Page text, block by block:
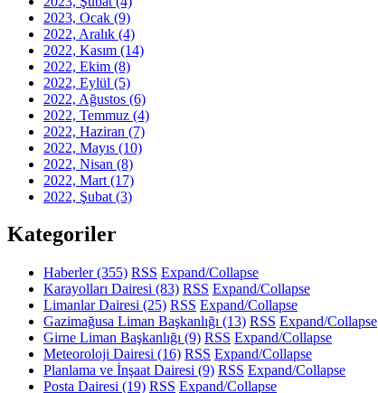
2023, Ocak (9)
2022, Aralık (4)
2022, Kasım (14)
2022, Ekim (8)
2022, Eylül (5)
2022, Ağustos (6)
2022, Temmuz (4)
2022, Haziran (7)
2022, Mayıs (10)
2022, Nisan (8)
2022, Mart (17)
2022, Şubat (3)
Kategoriler
Haberler(355) RSS Expand/Collapse
Karayolları Dairesi (83) RSS Expand/Collapse
Limanlar Dairesi (25) RSS Expand/Collapse
Gazimağusa Liman Başkanlığı (13) RSS Expand/Collapse
Girne Liman Başkanlığı (9) RSS Expand/Collapse
Meteoroloji Dairesi (16) RSS Expand/Collapse
Planlama ve İnşaat Dairesi (9) RSS Expand/Collapse
Posta Dairesi (19) RSS Expand/Collapse